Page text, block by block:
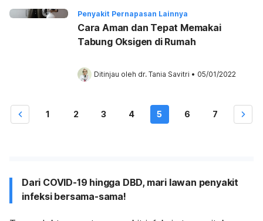
Penyakit Pernapasan Lainnya
Cara Aman dan Tepat Memakai
Tabung Oksigen di Rumah
Ditinjau oleh dr. Tania Savitri • 05/01/2022
1 2 3 4 5 6 7
Dari COVID-19 hingga DBD, mari lawan penyakit
infeksi bersama-sama!